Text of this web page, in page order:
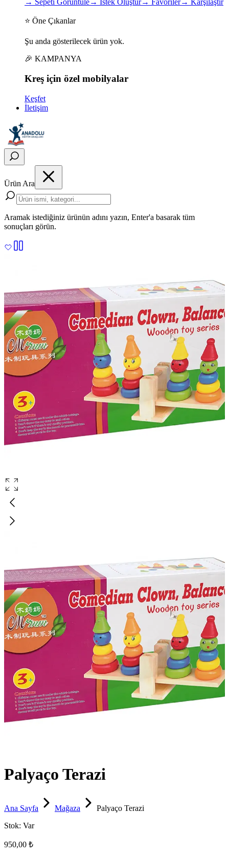
→ Sepeti Görüntüle→ İstek Oluştur→ Favoriler→ Karşılaştır
⭐ Öne Çıkanlar
Şu anda gösterilecek ürün yok.
🎉 KAMPANYA
Kreş için özel mobilyalar
Keşfet
İletişim
Ürün Ara
Aramak istediğiniz ürünün adını yazın, Enter'a basarak tüm
sonuçları görün.
Palyaço Terazi
Ana Sayfa Mağaza
Palyaço Terazi
Stok: Var
950,00 ₺